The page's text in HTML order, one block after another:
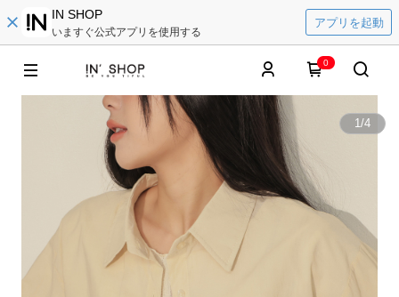
IN SHOP
いますぐ公式アプリを使用する
アプリを起動
0
1/4